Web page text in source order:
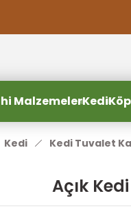
2000 TL ve Üzeri
MalzemelerKedi
Kedi Kedi Tuvalet
Açık